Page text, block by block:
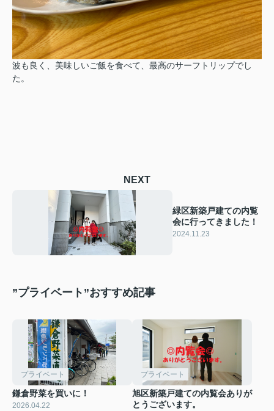
波も良く、美味しいご飯を食べて、最高のサーフトリップでし
た。
NEXT
緑区新築戸建ての内覧
会に行ってきました！
2024.11.23
”プライベート”おすすめ記事
プライベート
鎌倉野菜を買いに！
2026.04.22
プライベート
旭区新築戸建ての内覧会ありが
とうございます。